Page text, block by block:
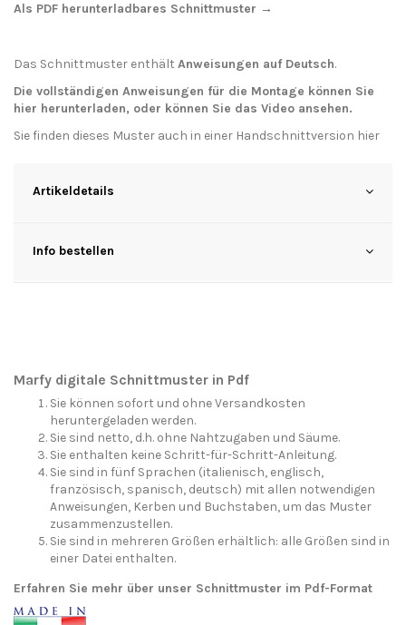
Als PDF herunterladbares Schnittmuster →
Das Schnittmuster enthält Anweisungen auf Deutsch.
Die vollständigen Anweisungen für die Montage können Sie
hier herunterladen, oder können Sie das Video ansehen.
Sie finden dieses Muster auch in einer Handschnittversion hier
Artikeldetails
Info bestellen
Marfy digitale Schnittmuster in Pdf
Sie können sofort und ohne Versandkosten
heruntergeladen werden.
Sie sind netto, d.h. ohne Nahtzugaben und Säume.
Sie enthalten keine Schritt-für-Schritt-Anleitung.
Sie sind in fünf Sprachen (italienisch, englisch,
französisch, spanisch, deutsch) mit allen notwendigen
Anweisungen, Kerben und Buchstaben, um das Muster
zusammenzustellen.
Sie sind in mehreren Größen erhältlich: alle Größen sind in
einer Datei enthalten.
Erfahren Sie mehr über unser Schnittmuster im Pdf-Format